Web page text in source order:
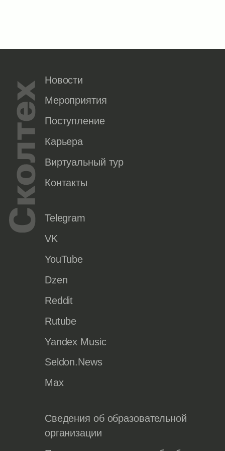
Новости
Мероприятия
Поступление
Карьера
Виртуальный тур
Контакты
Telegram
VK
YouTube
Dzen
Reddit
Rutube
Yandex Music
Seldon.News
Max
Сведения об образовательной
организации